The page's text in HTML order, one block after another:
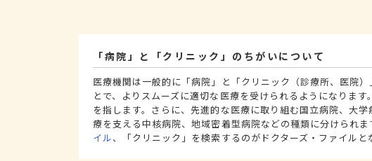
「病院」と「クリニック」のちがいについて
医療機関は一般的に「病院」と「クリニック（診療所、医院
とで、よりスムーズに適切な医療を受けられるようになりま
を指します。さらに、先進的な医療に取り組む国立病院、大
療を支える中核病院、地域密着型病院などの種類に分けられま
イル、「クリニック」を検索するのがドクターズ・ファイルと